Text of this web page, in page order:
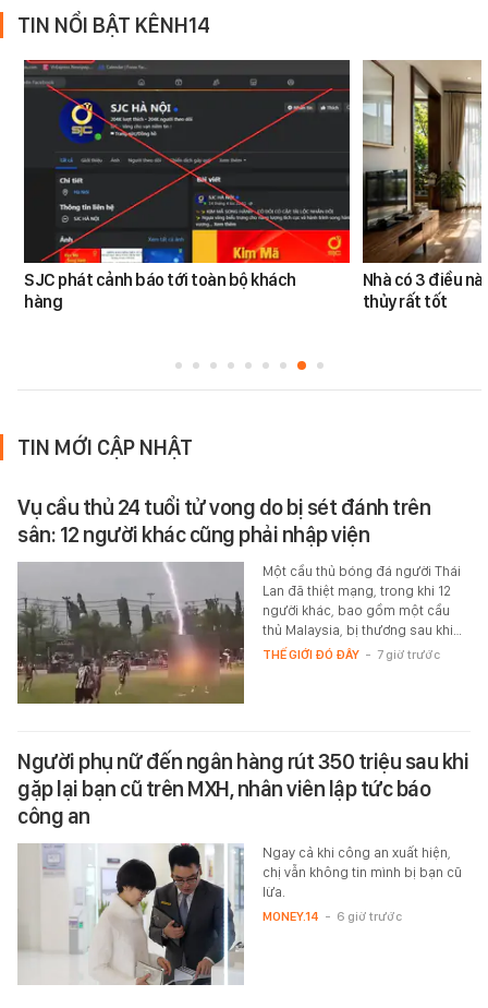
TIN NỔI BẬT KÊNH14
SJC phát cảnh báo tới toàn bộ khách
hàng
Nhà có 3 điều
thủy rất tốt
TIN MỚI CẬP NHẬT
Vụ cầu thủ 24 tuổi tử vong do bị sét đánh trên
sân: 12 người khác cũng phải nhập viện
Một cầu thủ bóng đá người Thái
Lan đã thiệt mạng, trong khi 12
người khác, bao gồm một cầu
thủ Malaysia, bị thương sau khi…
THẾ GIỚI ĐÓ ĐÂY - 7 giờ trước
Người phụ nữ đến ngân hàng rút 350 triệu sau khi
gặp lại bạn cũ trên MXH, nhân viên lập tức báo
công an
Ngay cả khi công an xuất hiện,
chị vẫn không tin mình bị bạn cũ
lừa.
MONEY.14 - 6 giờ trước